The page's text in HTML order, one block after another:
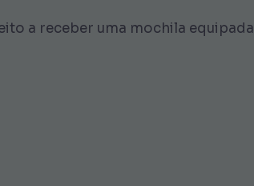
a receber uma mochila equipada